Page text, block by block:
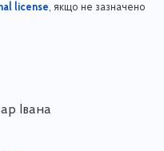
license, якщо не зазначено
Івана